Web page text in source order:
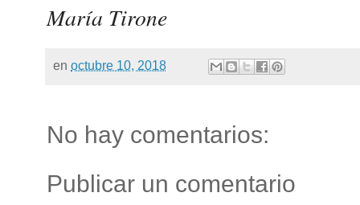
María Tirone
en octubre 10, 2018
No hay comentarios:
Publicar un comentario